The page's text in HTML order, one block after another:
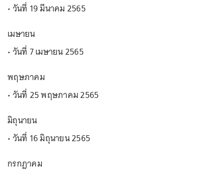
• วันที่ 19 มีนาคม 2565
เมษายน
• วันที่ 7 เมษายน 2565
พฤษภาคม
• วันที่ 25 พฤษภาคม 2565
มิถุนายน
• วันที่ 16 มิถุนายน 2565
กรกฎาคม